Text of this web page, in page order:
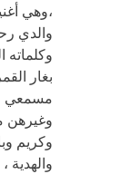
،وهي
والدي
بغار
مسمعي
وغيرهن
وكريم